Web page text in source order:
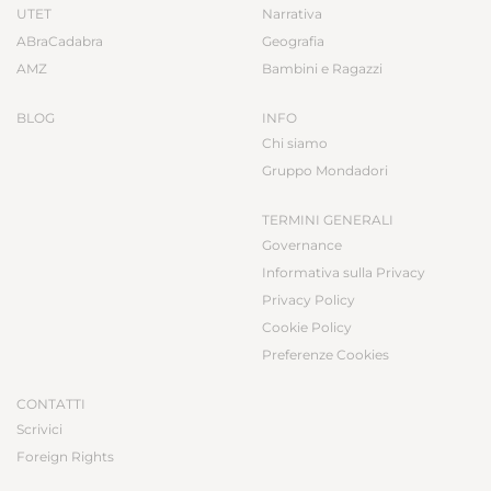
UTET
ABraCadabra
AMZ
BLOG
Narrativa
Geografia
Bambini e Ragazzi
INFO
Chi siamo
Gruppo Mondadori
TERMINI GENERALI
Governance
Informativa sulla Privacy
Privacy Policy
Cookie Policy
Preferenze Cookies
CONTATTI
Scrivici
Foreign Rights